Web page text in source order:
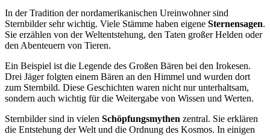
In der Tradition der nordamerikanischen Ureinwohner sind
Sternbilder sehr wichtig. Viele Stämme haben eigene Sternensagen.
Sie erzählen von der Weltentstehung, den Taten großer Helden oder
den Abenteuern von Tieren.
Ein Beispiel ist die Legende des Großen Bären bei den Irokesen.
Drei Jäger folgten einem Bären an den Himmel und wurden dort
zum Sternbild. Diese Geschichten waren nicht nur unterhaltsam,
sondern auch wichtig für die Weitergabe von Wissen und Werten.
Sternbilder sind in vielen Schöpfungsmythen zentral. Sie erklären
die Entstehung der Welt und die Ordnung des Kosmos. In einigen